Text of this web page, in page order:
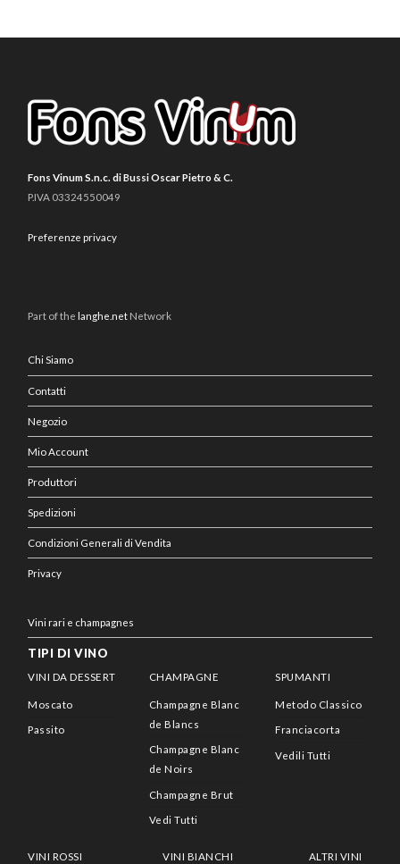
Fons Vinum S.n.c. di Bussi Oscar Pietro & C.
P.IVA 03324550049
Preferenze privacy
Part of thelanghe.net Network
Chi Siamo
Contatti
Negozio
Mio Account
Produttori
Spedizioni
Condizioni Generali di Vendita
Privacy
Vini rari e champagnes
TIPI DI VINO
VINI DA DESSERT
Moscato
Passito
CHAMPAGNE
Champagne Blanc
de Blancs
Champagne Blanc
de Noirs
Champagne Brut
Vedi Tutti
SPUMANTI
Metodo Classico
Franciacorta
Vedili Tutti
VINI ROSSI VINI BIANCHI ALTRI VINI